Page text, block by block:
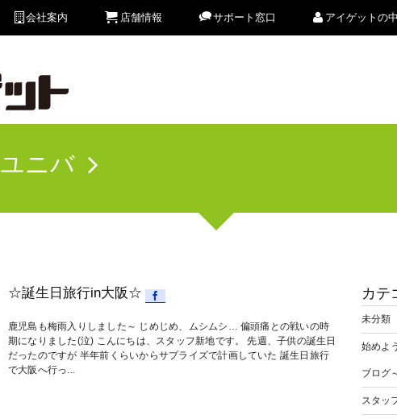
会社案内 店舗情報 サポート窓口 アイゲットの
ユニバ
☆誕生日旅行in大阪☆
鹿児島も梅雨入りしました～ じめじめ、ムシムシ… 偏頭痛との戦いの時
期になりました(泣) こんにちは、スタッフ新地です。 先週、子供の誕生日
だったのですが 半年前くらいからサプライズで計画していた 誕生日旅行
で大阪へ行っ...
カテ
未分類
始めよ
ブログ
スタッ